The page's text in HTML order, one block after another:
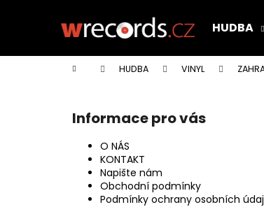
HUDBA
Domů HUDBA VINYL
Informace pro vás
O NÁS
KONTAKT
Napište nám
Obchodní podmínky
Podmínky ochrany osobních
í
Zpět
do
Zpět
do